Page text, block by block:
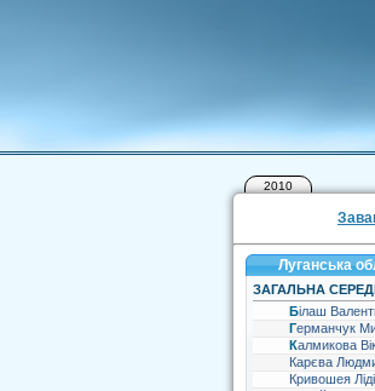
2010
Луганська
ЗАГАЛЬНА
Білаш
Германчук
Калмикова
Карєва
Кривошея